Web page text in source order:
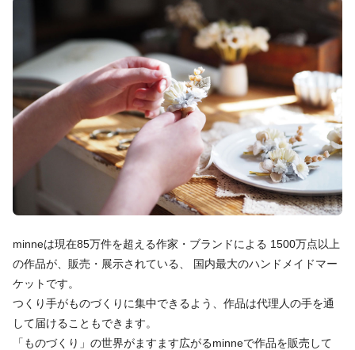
minneは現在85万件を超える作家・ブランドによる 1500万点以上
の作品が、販売・展示されている、 国内最大のハンドメイドマー
ケットです。
つくり手がものづくりに集中できるよう、作品は代理人の手を通
して届けることもできます。
「ものづくり」の世界がますます広がるminneで作品を販売して